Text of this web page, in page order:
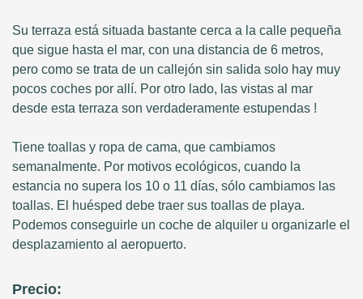
Su terraza está situada bastante cerca a la calle pequeña
que sigue hasta el mar, con una distancia de 6 metros,
pero como se trata de un callejón sin salida solo hay muy
pocos coches por allí. Por otro lado, las vistas al mar
desde esta terraza son verdaderamente estupendas !
Tiene toallas y ropa de cama, que cambiamos
semanalmente. Por motivos ecológicos, cuando la
estancia no supera los 10 o 11 días, sólo cambiamos las
toallas. El huésped debe traer sus toallas de playa.
Podemos conseguirle un coche de alquiler u organizarle el
desplazamiento al aeropuerto.
Precio: